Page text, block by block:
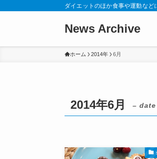
ダイエットのほか食事や運動な
News Archive
ホーム 2014年 6月
2014年6月 – date